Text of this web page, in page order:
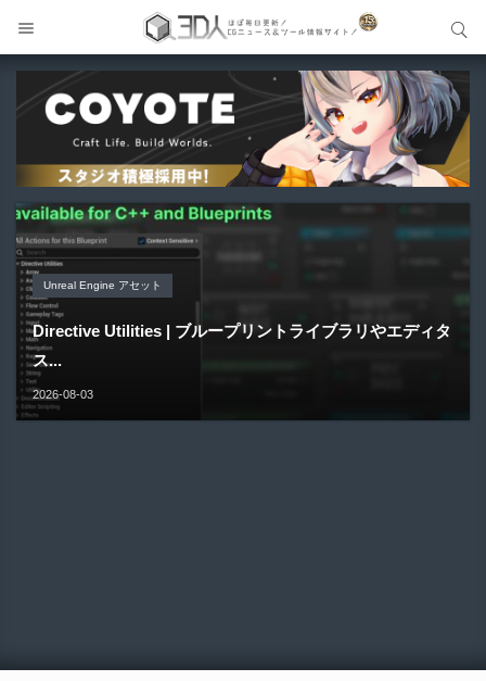
Unreal Engine アセット
Pipe It | 直感的にパイプ形状を構築出来るUnreal Engine
5...
2026-08-05
Unreal Engine アセット
Directive Utilities | ブループリントライブラリやエディタ
ス...
2026-08-03
Unity 本
Unityエフェクトレシピブック パーツを組み合わせて作れ
る | ktk.kum...
2026-08-03
アセット-Asset
SiroinoSotai | 完全無料＆CC0 で商用利用OKなVRChat
向け...
2026-08-02
Blender アドオン
Bioform | 現役臨床医の3DCGアーティストが実際の解剖
学に基づいて構築...
2026-08-01
サイト内検索